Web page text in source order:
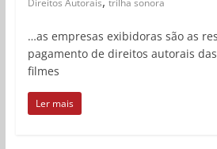
Direitos Autorais trilha sonora
…as empresas exibidoras são as
pagamento de direitos autorais
filmes
Ler mais